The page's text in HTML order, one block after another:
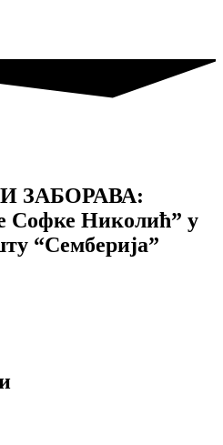
ЗАБОРАВА:
Софке Николић” у
“Семберија”